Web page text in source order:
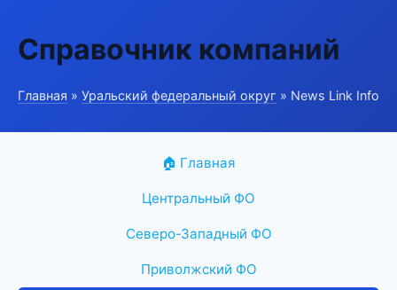
Справочник компаний
Главная » Уральский федеральный округ » News Link Info
🏠 Главная
Центральный ФО
Северо-Западный ФО
Приволжский ФО